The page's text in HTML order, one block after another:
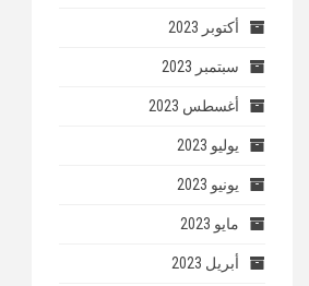
أكتوبر 2023
سبتمبر 2023
أغسطس 2023
يوليو 2023
يونيو 2023
مايو 2023
أبريل 2023